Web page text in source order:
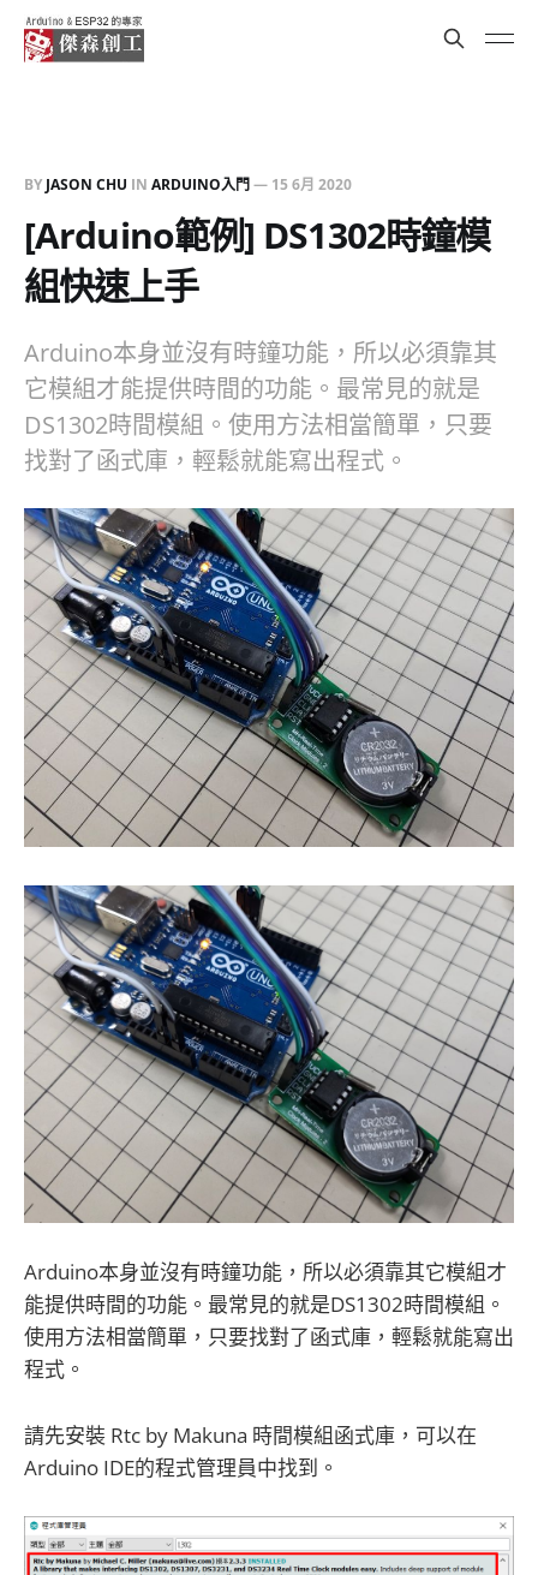
BY JASON CHU IN ARDUINO入門— 15 6月 2020
[Arduino範例] DS1302時鐘模
組快速上手
Arduino本身並沒有時鐘功能，所以必須靠其
它模組才能提供時間的功能。最常見的就是
DS1302時間模組。使用方法相當簡單，只要
找對了函式庫，輕鬆就能寫出程式。
Arduino本身並沒有時鐘功能，所以必須靠其它模組才
能提供時間的功能。最常見的就是DS1302時間模組。
使用方法相當簡單，只要找對了函式庫，輕鬆就能寫出
程式。
請先安裝 Rtc by Makuna 時間模組函式庫，可以在
Arduino IDE的程式管理員中找到。